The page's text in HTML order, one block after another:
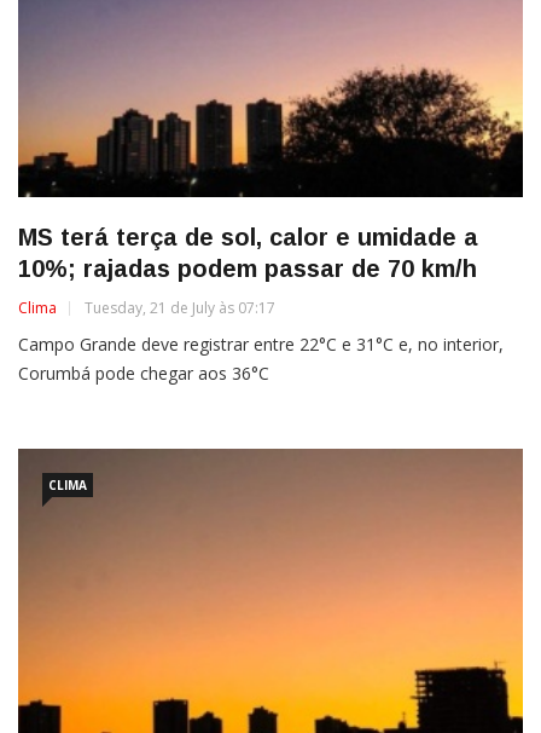
MS terá terça de sol, calor e umidade a
10%; rajadas podem passar de 70 km/h
Clima Tuesday, 21 de July às 07:17
Campo Grande deve registrar entre 22°C e 31°C e, no interior,
Corumbá pode chegar aos 36°C
CLIMA